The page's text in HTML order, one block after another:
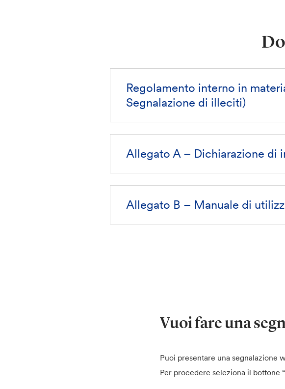
Regolamento interno in
Segnalazione di illeciti)
Allegato A – Dichiarazione di
Allegato B – Manuale di
Vuoi fare una
Puoi presentare una segnalazione
Per procedere seleziona il bottone